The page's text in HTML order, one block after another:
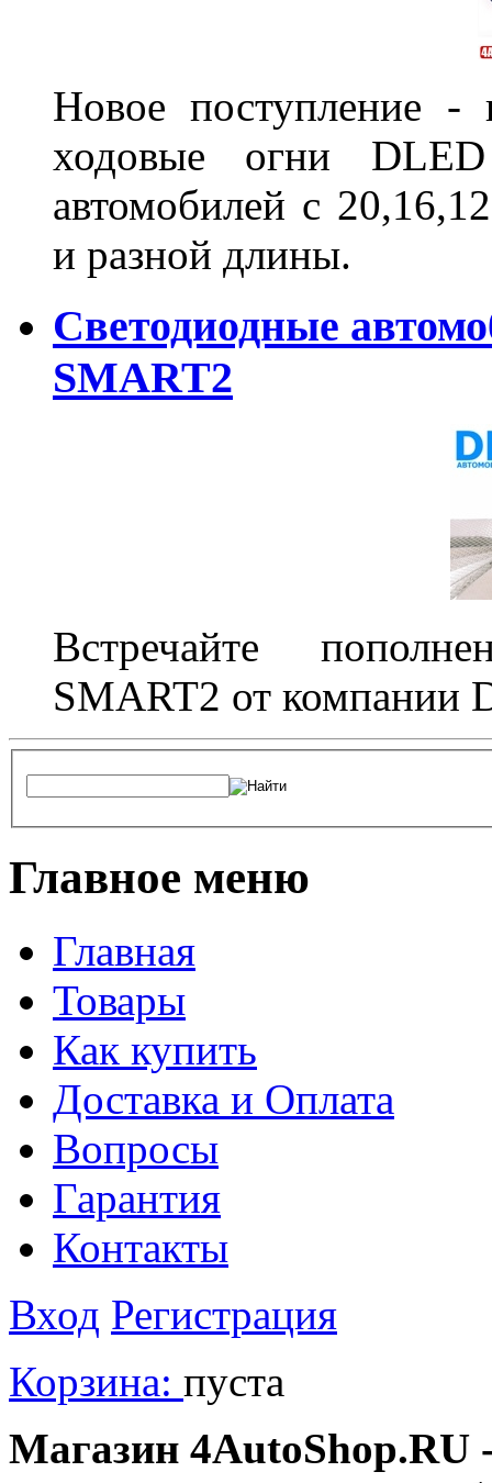
Новое поступление -
ходовые огни
автомобилей с
и разной длины.
Светодиодные
SMART2
Встречайте
SMART2 от компании
Главное меню
Главная
Товары
Как купить
Доставка и Оплата
Вопросы
Гарантия
Контакты
Вход Регистрация
Корзина: пуста
Магазин 4AutoShop.RU